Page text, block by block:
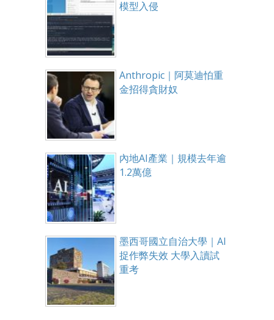
模型入侵
Anthropic｜阿莫迪怕重
金招得貪財奴
內地AI產業｜規模去年逾
1.2萬億
墨西哥國立自治大學｜AI
捉作弊失效 大學入讀試
重考